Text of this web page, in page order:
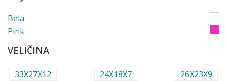
Bela
Pink
VELIČINA
33X27X12 24X18X7 26X23X9